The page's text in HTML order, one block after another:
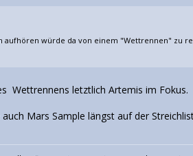
aufhören würde da von einem "Wettrennen" zu
Wettrennens letztlich Artemis im Fokus.
Mars Sample längst auf der